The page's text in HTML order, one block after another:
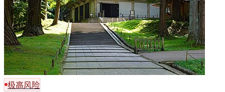
极高风险